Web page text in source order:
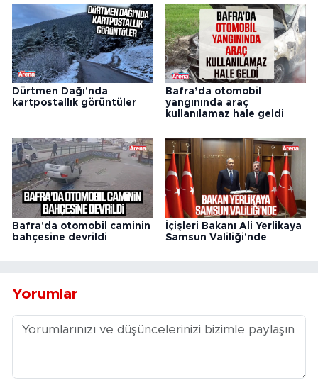
Dürtmen Dağı'nda
kartpostallık görüntüler
Bafra’da otomobil
yangınında araç
kullanılamaz hale geldi
Bafra'da otomobil caminin
bahçesine devrildi
İçişleri Bakanı Ali Yerlikaya
Samsun Valiliği'nde
Yorumlar